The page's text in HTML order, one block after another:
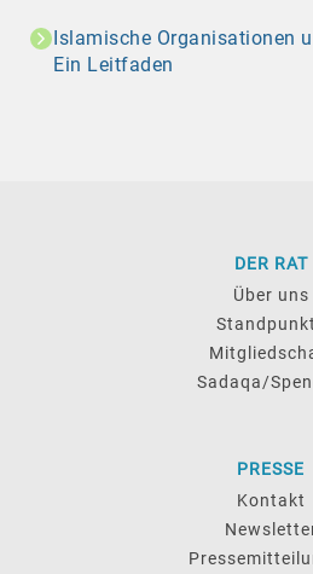
Islamische Organisationen
Ein Leitfaden
DER RAT
Über uns
Sadaqa/
PRESSE
Kontakt